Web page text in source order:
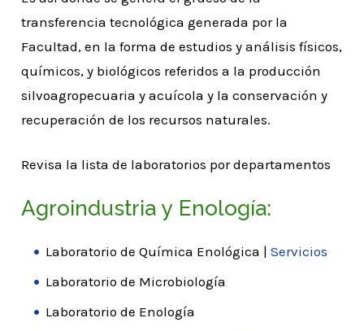
transferencia tecnológica generada por la
Facultad, en la forma de estudios y análisis físicos,
químicos, y biológicos referidos a la producción
silvoagropecuaria y acuícola y la conservación y
recuperación de los recursos naturales.
Revisa la lista de laboratorios por departamentos
Agroindustria y Enología:
Laboratorio de Química Enológica |Servicios
Laboratorio de Microbiología
Laboratorio de Enología